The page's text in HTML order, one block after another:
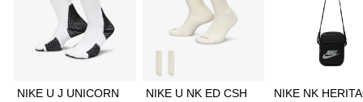
合作金庫商業銀行
第一商業銀行
華南商業銀行
彰化商業銀行
上海商業儲蓄銀行
Apple Pay
NIKE U J UNICORN
NIKE U NK ED CSH
NIKE NK